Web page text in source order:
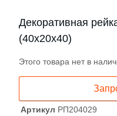
Декоративная
(40х20х40)
Этого товара нет в
Артикул РП204029